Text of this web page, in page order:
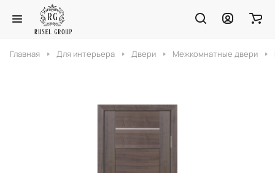
Главная Для интерьера Двери Межкомнатные двери